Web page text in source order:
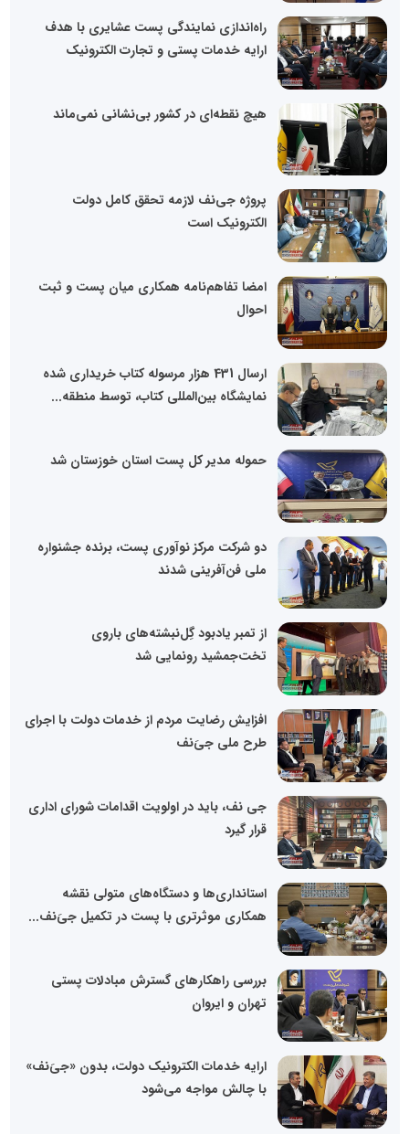
راه‌اندازی نمایندگی پست عشایری با هدف
ارایه خدمات پستی و تجارت الکترونیک
هیچ نقطه‌ای در کشور بی‌نشانی نمی‌ماند
پروژه جی‌نف لازمه تحقق کامل دولت
الکترونیک است
امضا تفاهم‌نامه همکاری میان پست و ثبت
احوال
ارسال 431 هزار مرسوله کتاب خریداری شده
نمایشگاه بین‌المللی کتاب، توسط منطقه...
حموله مدیر کل پست استان خوزستان شد
دو شرکت مرکز نوآوری پست، برنده جشنواره
ملی فن‌آفرینی شدند
از تمبر یادبود گِل‌نبشته‌های باروی
تخت‌جمشید رونمایی شد
افزایش رضایت مردم از خدمات دولت با اجرای
طرح ملی جی‌َنف
جی نف، باید در اولویت اقدامات شورای اداری
قرار گیرد
استانداری‌ها و دستگاه‌های متولی نقشه
همکاری موثرتری با پست در تکمیل جی‌َنف...
بررسی راهکارهای گسترش مبادلات پستی
تهران و ایروان
ارایه خدمات الکترونیک دولت، بدون «جی‌َنف»
با چالش مواجه می‌شود